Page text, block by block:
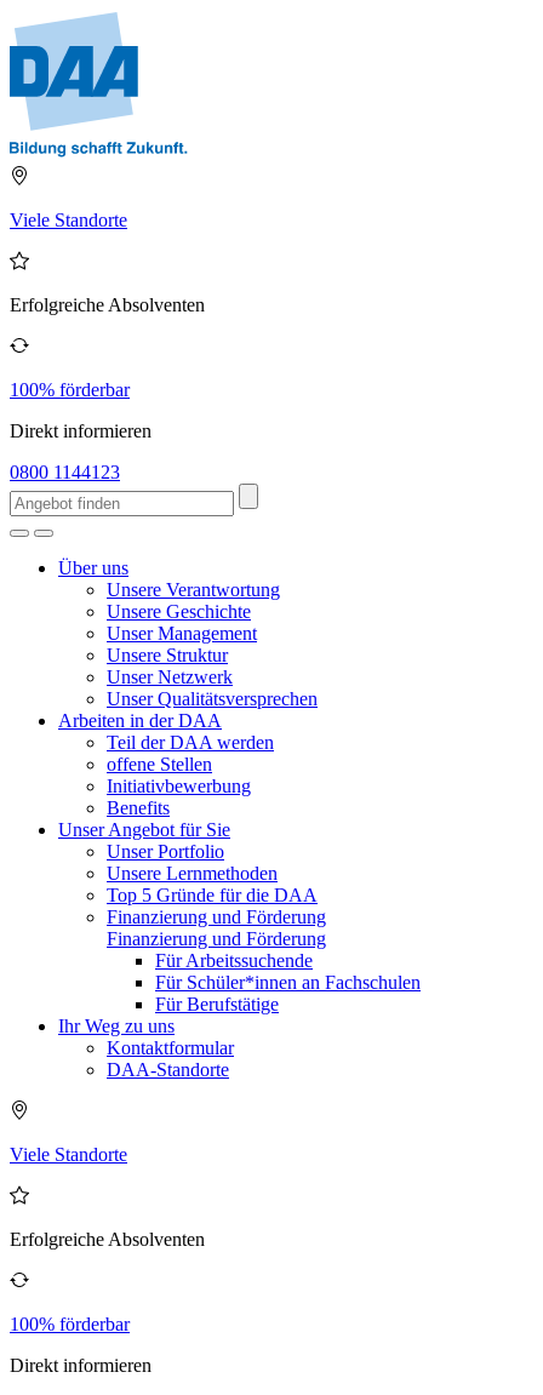
Viele Standorte
Erfolgreiche Absolventen
100% förderbar
Direkt informieren
0800 1144123
Über uns
Unsere Verantwortung
Unsere Geschichte
Unser Management
Unsere Struktur
Unser Netzwerk
Unser Qualitätsversprechen
Arbeiten in der DAA
Teil der DAA werden
offene Stellen
Initiativbewerbung
Benefits
Unser Angebot für Sie
Unser Portfolio
Unsere Lernmethoden
Top 5 Gründe für die DAA
Finanzierung und Förderung
Finanzierung und Förderung
Für Arbeitssuchende
Für Schüler*innen an Fachschulen
Für Berufstätige
Ihr Weg zu uns
Kontaktformular
DAA-Standorte
Viele Standorte
Erfolgreiche Absolventen
100% förderbar
Direkt informieren